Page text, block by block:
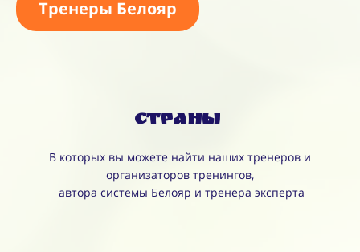
Тренеры Белояр
Страны
В которых вы можете найти наших тренеров и
организаторов тренингов,
автора системы Белояр и тренера эксперта